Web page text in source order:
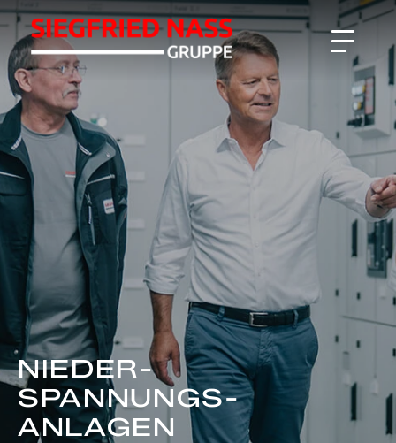
NIEDER-
SPANNUNGS-
ANLAGEN